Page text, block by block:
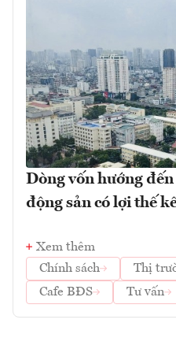
Dòng vốn hướng
động sản có lợi thế
Xem thêm
Chính sách
Thị
Cafe BĐS
Tư vấn